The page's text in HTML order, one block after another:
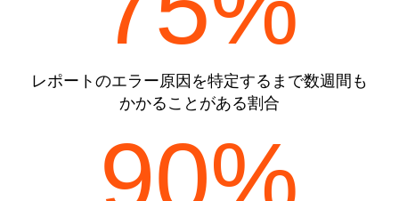
レポートのエラー原因を特定するまで数週間も
かかることがある割合
90%